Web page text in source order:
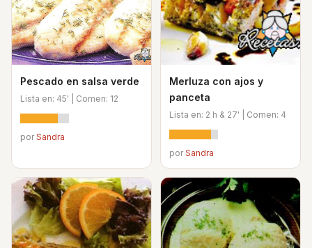
Pescado en salsa verde
Lista en: 45' | Comen: 12
porSandra
Merluza con ajos y
panceta
Lista en: 2 h & 27' | Comen: 4
porSandra